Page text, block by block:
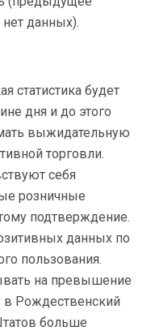
данных).
статистика будет
дня и до этого
выжидательную
торговли.
себя
розничные
подтверждение.
данных по
пользования.
на превышение
в Рождественский
больше